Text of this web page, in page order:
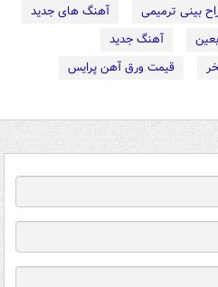
بینی ترمیمی
آهنگ های جدید
آهنگ جدید
قیمت ورق آهن پرایس